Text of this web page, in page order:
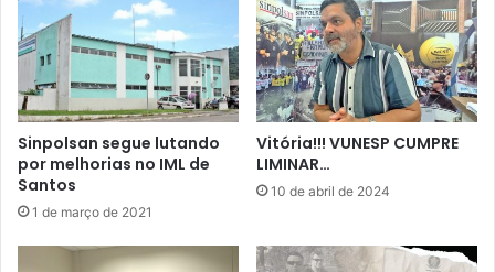
Sinpolsan segue lutando
por melhorias no IML de
Santos
1 de março de 2021
Vitória!!! VUNESP CUMPRE
LIMINAR…
10 de abril de 2024